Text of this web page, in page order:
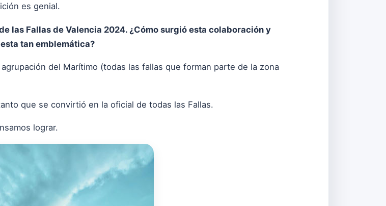
es genial.
las Fallas de Valencia 2024. ¿Cómo surgió esta colaboración y
tan emblemática?
del Marítimo (todas las fallas que forman parte de la zona
que se convirtió en la oficial de todas las Fallas.
lograr.